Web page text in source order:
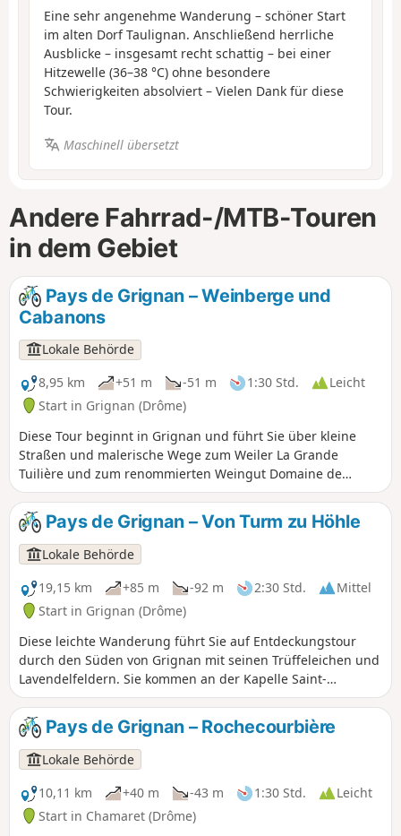
Eine sehr angenehme Wanderung – schöner Start
im alten Dorf Taulignan. Anschließend herrliche
Ausblicke – insgesamt recht schattig – bei einer
Hitzewelle (36–38 °C) ohne besondere
Schwierigkeiten absolviert – Vielen Dank für diese
Tour.
Maschinell übersetzt
Andere Fahrrad-/MTB-Touren
in dem Gebiet
Pays de Grignan – Weinberge und
Cabanons
Lokale Behörde
8,95 km
+51 m -51 m 1:30 Std.
Leicht
Start in Grignan (Drôme)
Diese Tour beginnt in Grignan und führt Sie über kleine
Straßen und malerische Wege zum Weiler La Grande
Tuilière und zum renommierten Weingut Domaine de
Montine. Anschließend fahren Sie auf einem Weg durch die
Weinberge und genießen dabei einen wunderschönen
Ausblick auf das nicht minder berühmte Schloss von
Grignan. Von dort aus führt Sie ein unterhaltsamer Weg
zurück in Richtung Dorf, wo Sie über grasbewachsene
Alleen zum Ziel Ihrer Mountainbike-Tour gelangen.
Pays de Grignan – Von Turm zu Höhle
Lokale Behörde
19,15 km
+85 m -92 m 2:30 Std.
Mittel
Start in Grignan (Drôme)
Diese leichte Wanderung führt Sie auf Entdeckungstour
durch den Süden von Grignan mit seinen Trüffeleichen und
Lavendelfeldern. Sie kommen an der Kapelle Saint-
Barthélémy sowie am Dorf Chamaret mit seinem berühmten
Turm vorbei. Sie folgen einem malerischen Weg entlang
des Flusses Lez. Auf dem Rückweg kommen Sie an der
berühmten Grotte de Rochecourbière vorbei und erblicken
den „historischen Tisch“ von Madame de Sévigné.
Pays de Grignan – Rochecourbière
Lokale Behörde
10,11 km
+40 m -43 m 1:30 Std.
Leicht
Start in Chamaret (Drôme)